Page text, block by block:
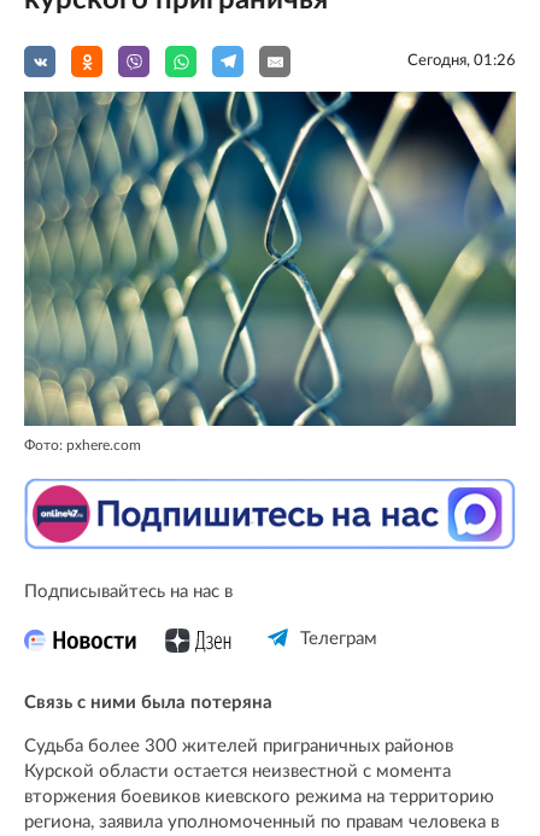
Сегодня, 01:26
Фото: pxhere.com
Подписывайтесь на нас в
Телеграм
Связь с ними была потеряна
Судьба более 300 жителей приграничных районов
Курской области остается неизвестной с момента
вторжения боевиков киевского режима на территорию
региона, заявила уполномоченный по правам человека в